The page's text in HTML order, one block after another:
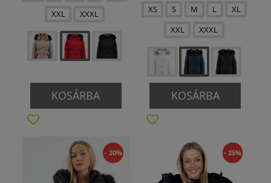
XXL
XXXL
KOSÁRBA
XS
S M L
XL
XXL
XXXL
KOSÁRBA
- 20% - 25%